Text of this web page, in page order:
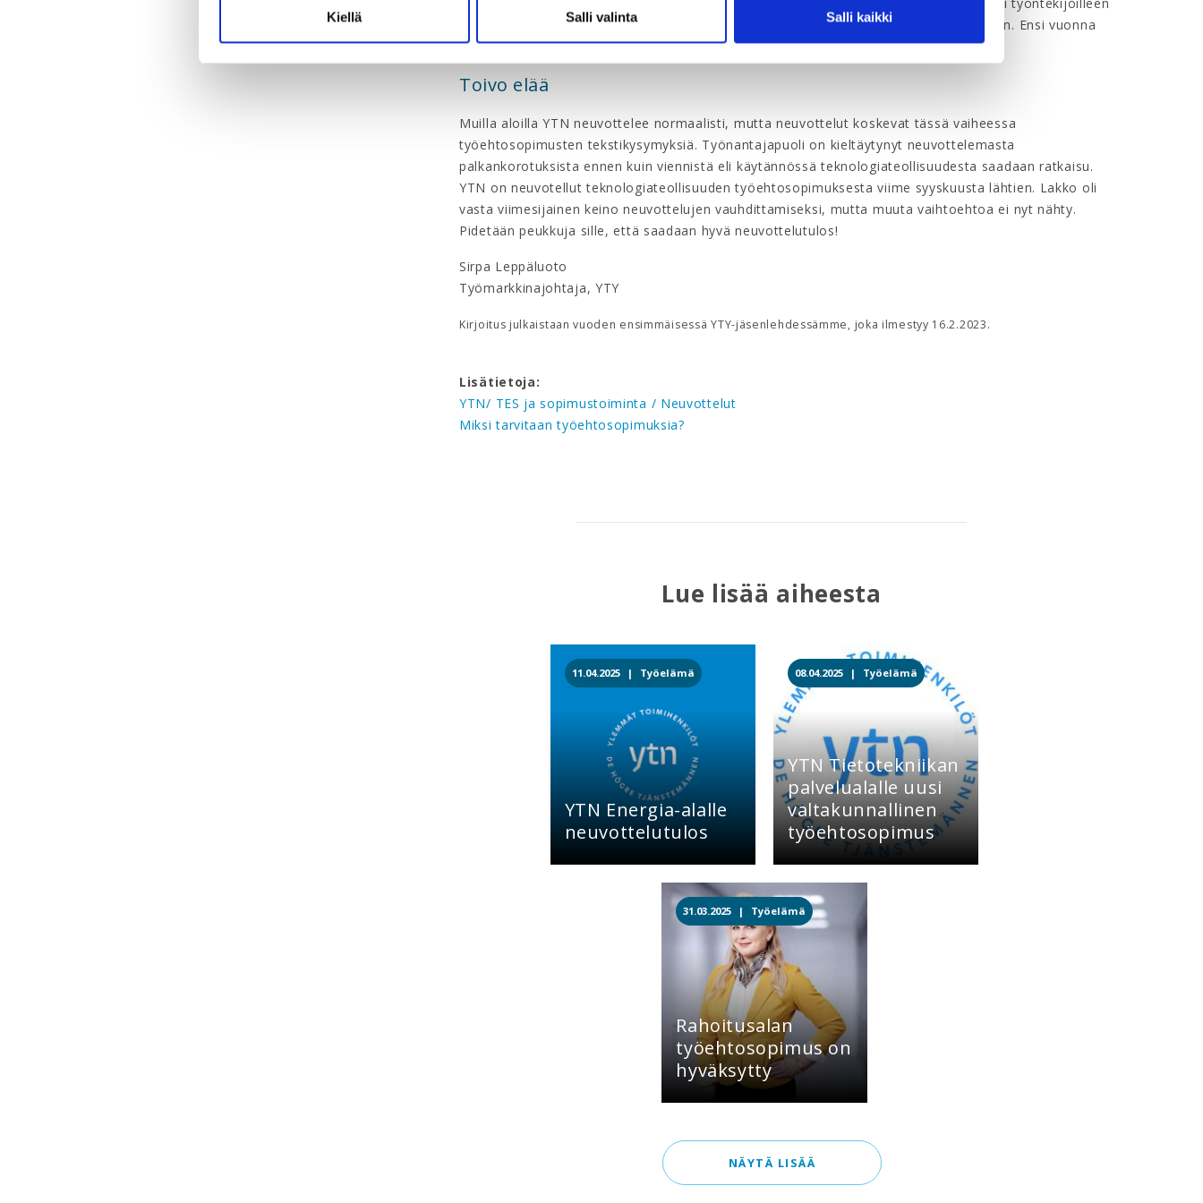
Kiellä Salli valinta Salli kaikki
tälle vuodelle 5,2 prosentin korotuksen sekä 3 000 euron verottoman kertakorvauksen. Ensi vuonna
korotus on 3,3 prosenttia.
Toivo elää
Muilla aloilla YTN neuvottelee normaalisti, mutta neuvottelut koskevat tässä vaiheessa
työehtosopimusten tekstikysymyksiä. Työnantajapuoli on kieltäytynyt neuvottelemasta
palkankorotuksista ennen kuin viennistä eli käytännössä teknologiateollisuudesta saadaan ratkaisu.
YTN on neuvotellut teknologiateollisuuden työehtosopimuksesta viime syyskuusta lähtien. Lakko oli
vasta viimesijainen keino neuvottelujen vauhdittamiseksi, mutta muuta vaihtoehtoa ei nyt nähty.
Pidetään peukkuja sille, että saadaan hyvä neuvottelutulos!
Sirpa Leppäluoto
Työmarkkinajohtaja, YTY
Kirjoitus julkaistaan vuoden ensimmäisessä YTY-jäsenlehdessämme, joka ilmestyy 16.2.2023.
Lisätietoja:
YTN/ TES ja sopimustoiminta / Neuvottelut
Miksi tarvitaan työehtosopimuksia?
Lue lisää aiheesta
11.04.2025 | Työelämä
YTN Energia-alalle
neuvottelutulos
08.04.2025 | Työelämä
YTN Tietotekniikan
palvelualalle uusi
valtakunnallinen
työehtosopimus
31.03.2025 | Työelämä
Rahoitusalan
työehtosopimus on
hyväksytty
NÄYTÄ LISÄÄ